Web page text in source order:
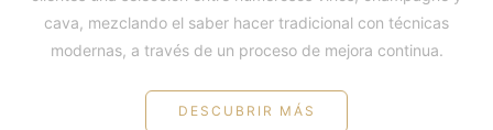
cava, mezclando el saber hacer tradicional con técnicas
modernas, a través de un proceso de mejora continua.
DESCUBRIR MÁS